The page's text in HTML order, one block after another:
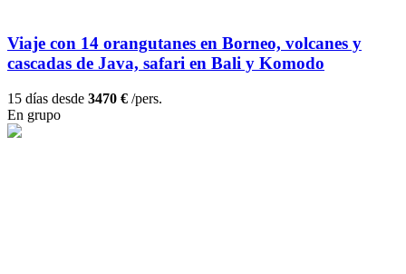
Viaje con 14 orangutanes en Borneo, volcanes y
cascadas de Java, safari en Bali y Komodo
15 días desde 3470 € /pers.
En grupo